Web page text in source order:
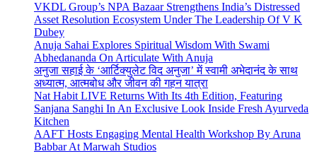
VKDL Group’s NPA Bazaar Strengthens India’s Distressed
Asset Resolution Ecosystem Under The Leadership Of V K
Dubey
Anuja Sahai Explores Spiritual Wisdom With Swami
Abhedananda On Articulate With Anuja
अनुजा सहाई के ‘आर्टिक्युलेट विद अनुजा’ में स्वामी अभेदानंद के साथ
अध्यात्म, आत्मबोध और जीवन की गहन यात्रा
Nat Habit LIVE Returns With Its 4th Edition, Featuring
Sanjana Sanghi In An Exclusive Look Inside Fresh Ayurveda
Kitchen
AAFT Hosts Engaging Mental Health Workshop By Aruna
Babbar At Marwah Studios